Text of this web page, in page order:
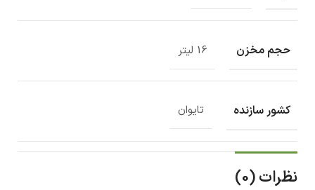
حجم مخزن 16 لیتر
کشور سازنده تایوان
نظرات (0)